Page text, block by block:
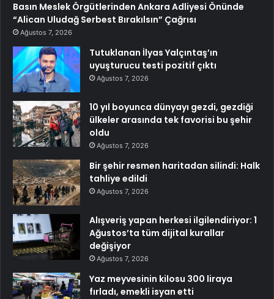
Basın Meslek Örgütlerinden Ankara Adliyesi Önünde
“Alican Uludağ Serbest Bırakılsın” Çağrısı
Ağustos 7, 2026
Tutuklanan İlyas Yalçıntaş’ın
uyuşturucu testi pozitif çıktı
Ağustos 7, 2026
10 yıl boyunca dünyayı gezdi, gezdiği
ülkeler arasında tek favorisi bu şehir
oldu
Ağustos 7, 2026
Bir şehir resmen haritadan silindi: Halk
tahliye edildi
Ağustos 7, 2026
Alışveriş yapan herkesi ilgilendiriyor: 1
Ağustos’ta tüm dijital kurallar
değişiyor
Ağustos 7, 2026
Yaz meyvesinin kilosu 300 liraya
fırladı, emekli isyan etti